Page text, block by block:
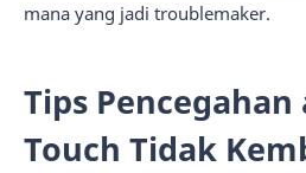
mana yang jadi troublemaker.
Tips
Touch Tidak